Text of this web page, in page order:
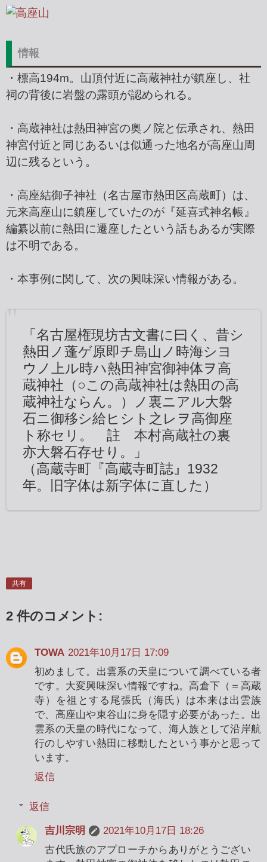
情報
・標高194m。山頂付近に高蔵神社が鎮座し、社
祠の背後に岩盤の露頭が認められる。
・高蔵神社は熱田神宮の奥ノ院と伝承され、熱田
神宮付近と同じあるいは似通った地名が高座山周
辺に残るという。
・高座結御子神社（名古屋市熱田区高蔵町）は、
元来高座山に鎮座していたのが『延喜式神名帳』
編纂以前に熱田に遷座したという話もあるが実際
は不明である。
・本事例に関して、次の興味深い情報がある。
「名古屋権現坊古文書に曰く、昔シ
熱田ノ蓬ゲ原即チ島山ノ時海シヨ
ウノ上ル時ハ熱田神宮御神体ヲ高
蔵神社（○この高蔵神社は熱田の高
蔵神社ならん。）ノ裏ニアル大磐
石ニ御移シ給ヒシト之レヲ高御座
ト称セリ。 註 本村高蔵社の裏
亦大磐石存せり。」
（高蔵寺町『高蔵寺町誌』1932
年。旧字体は新字体に直した）
共有
2 件のコメント:
TOWA 2021年10月17日 17:09
初めまして。出雲系の天皇について調べている者
です。大変興味深い情報ですね。高倉下（＝高蔵
寺）を祖とする尾張氏（海氏）は本来は出雲族
で、高座山や東谷山に身を隠す必要があった。出
雲系の天皇の時代になって、海人族として沿岸航
行のしやすい熱田に移動したという事かと思って
います。
返信
返信
吉川宗明
2021年10月17日 18:26
古代氏族のアプローチからありがとうござい